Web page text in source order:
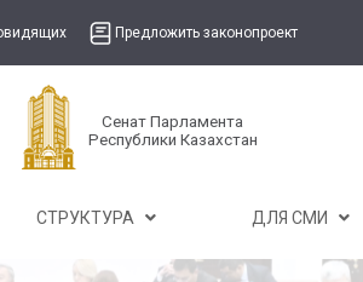
Предложить законопроект
Сенат Парламента
Республики Казахстан
СТРУКТУРА ДЛЯ СМИ